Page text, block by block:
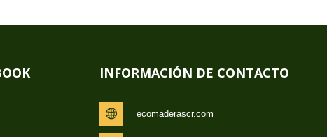
INFORMACIÓN DE CONTACTO
ecomaderascr.com